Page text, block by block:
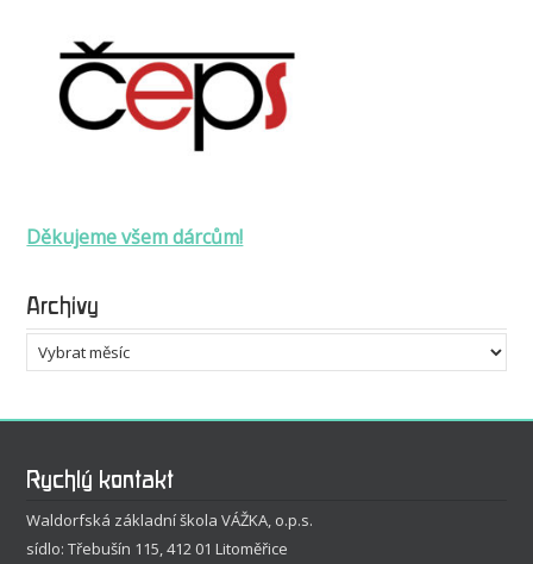
Děkujeme všem dárcům!
Archivy
Archivy
Rychlý kontakt
Waldorfská základní škola VÁŽKA, o.p.s.
sídlo: Třebušín 115, 412 01 Litoměřice